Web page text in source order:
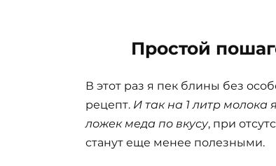
Простой
В этот раз я пек блины без
рецепт. И так на 1 литр молока
ложек меда по вкусу, при
станут еще менее полезными.